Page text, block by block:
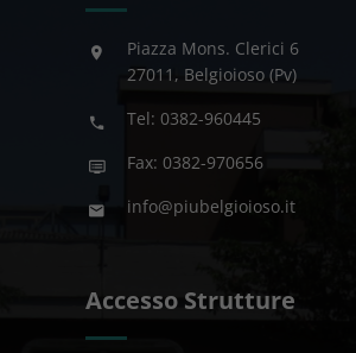
Piazza Mons. Clerici 6
27011, Belgioioso (Pv)
Tel: 0382-960445
Fax: 0382-970656
info@piubelgioioso.it
Accesso Strutture